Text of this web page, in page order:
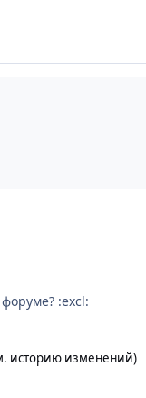
:excl:
историю изменений)